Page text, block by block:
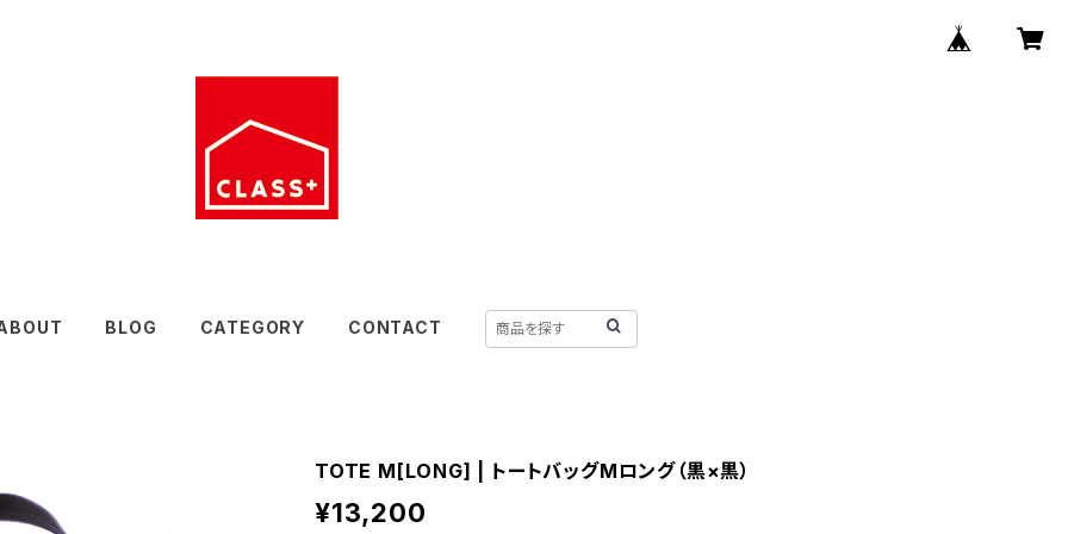
BLOG CATEGORY CONTACT
TOTE M[LONG] | トートバッグMロング（黒×黒）
¥13,200